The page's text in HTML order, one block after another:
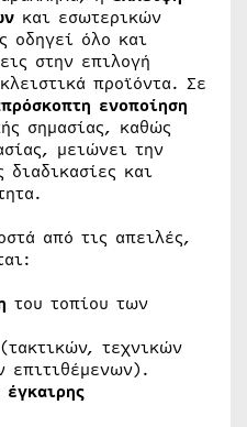
και εσωτερικών
οδηγεί όλο και
στην επιλογή
προϊόντα. Σε
ενοποίηση
σημασίας, καθώς
μειώνει την
διαδικασίες και
από τις απειλές,
του τοπίου των
(τακτικών, τεχνικών
επιτιθέμενων).
έγκαιρης